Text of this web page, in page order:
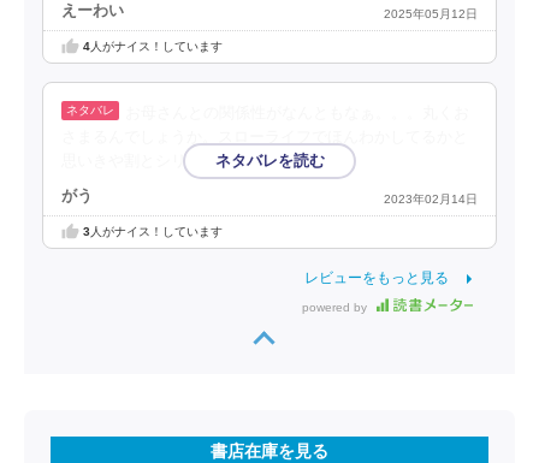
えーわい 2025年05月12日
4人がナイス！しています
思いきや割とシリアス。
がう 2023年02月14日
3人がナイス！しています
レビューをもっと見る
powered by
書店在庫を見る